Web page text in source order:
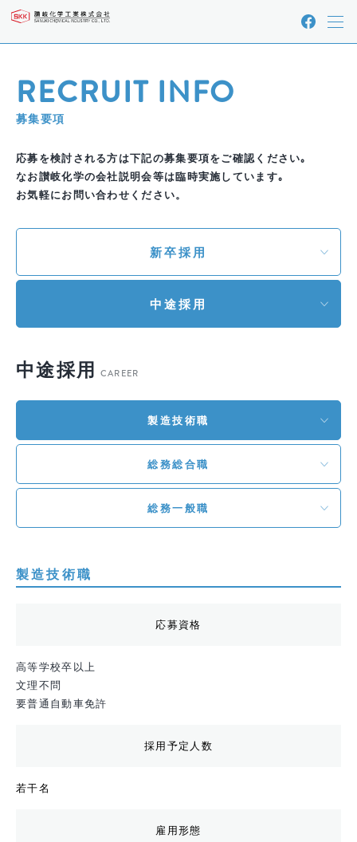
RECRUIT INFO
募集要項
応募を検討される方は下記の募集要項をご確認ください｡
なお讃岐化学の会社説明会等は臨時実施しています｡
お気軽にお問い合わせください。
新卒採用
中途採用
中途採用 CAREER
製造技術職
総務総合職
総務一般職
製造技術職
応募資格
高等学校卒以上
文理不問
要普通自動車免許
採用予定人数
若干名
雇用形態